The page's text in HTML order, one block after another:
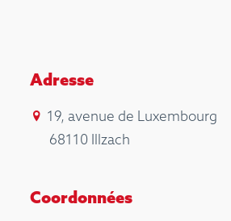
Adresse
19, avenue de Luxembourg
68110 Illzach
Coordonnées